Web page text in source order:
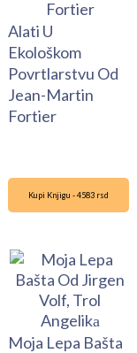
Alati U
Ekološkom
Povrtlarstvu Od
Jean-Martin
Fortier
Kupi Knjigu - 4583 rsd
Moja Lepa Bašta